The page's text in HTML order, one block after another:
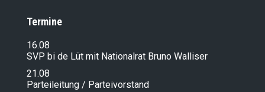
Termine
16.08
SVP bi de Lüt mit Nationalrat Bruno Walliser
21.08
Parteileitung / Parteivorstand